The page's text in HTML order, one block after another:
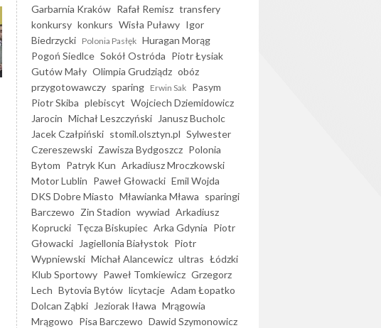
Garbarnia Kraków Rafał Remisz transfery
konkursy konkurs Wisła Puławy Igor
Biedrzycki Polonia Pasłęk Huragan Morąg
Pogoń Siedlce Sokół Ostróda Piotr Łysiak
Gutów Mały Olimpia Grudziądz obóz
przygotowawczy sparing Erwin Sak Pasym
Piotr Skiba plebiscyt Wojciech Dziemidowicz
Jarocin Michał Leszczyński
Janusz Bucholc
Jacek Czałpiński stomil.olsztyn.pl Sylwester
Czereszewski Zawisza Bydgoszcz Polonia
Bytom Patryk Kun Arkadiusz Mroczkowski
Motor Lublin Paweł Głowacki Emil Wojda
DKS Dobre Miasto Mławianka Mława sparingi
Barczewo Zin Stadion wywiad Arkadiusz
Koprucki Tęcza Biskupiec Arka Gdynia Piotr
Głowacki
Jagiellonia Białystok Piotr
Wypniewski Michał Alancewicz ultras Łódzki
Klub Sportowy Paweł Tomkiewicz Grzegorz
Lech Bytovia Bytów licytacje Adam Łopatko
Dolcan Ząbki
Jeziorak Iława Mrągowia
Mrągowo Pisa Barczewo Dawid Szymonowicz